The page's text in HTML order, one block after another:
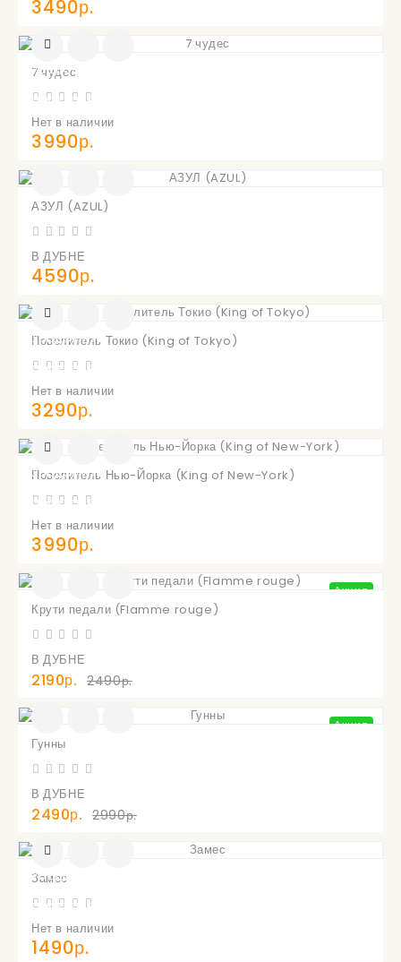
3490р.
7 чудес
Нет в наличии
3990р.
УВЕДОМИТЬ
ПОСТУПЛЕНИИ
АЗУЛ (AZUL)
В ДУБНЕ
4590р.
Повелитель Токио (King of Tokyo)
Нет в наличии
3290р.
УВЕДОМИТЬ
ПОСТУПЛЕНИИ
Повелитель Нью-Йорка (King of New-York)
Нет в наличии
3990р.
УВЕДОМИТЬ
ПОСТУПЛЕНИИ
Акция
Крути педали (Flamme rouge)
В ДУБНЕ
2190р. 2490р.
Акция
Гунны
В ДУБНЕ
2490р. 2990р.
Замес
Нет в наличии
1490р.
УВЕДОМИТЬ
ПОСТУПЛЕНИИ